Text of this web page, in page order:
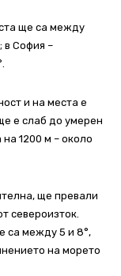
ще са между
в София –
и на места е
е слаб до умерен
1200 м – около
ще превали
североизток.
са между 5 и 8°,
на морето